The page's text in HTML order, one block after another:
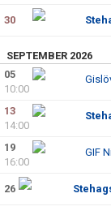
30
SEPTEMBER 2026
05
10:00
13
14:00
19
16:00
GIF
26